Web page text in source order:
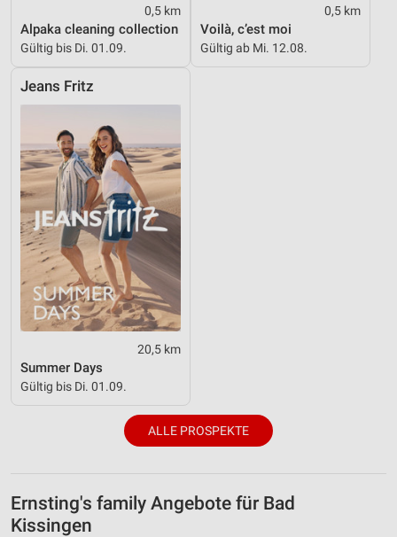
0,5 km
Alpaka cleaning collection
Gültig bis Di. 01.09.
0,5 km
Voilà, c’est moi
Gültig ab Mi. 12.08.
Jeans Fritz
20,5 km
Summer Days
Gültig bis Di. 01.09.
ALLE PROSPEKTE
Ernsting's family Angebote für Bad
Kissingen
Verwendung genauer Standortdaten
Informationen identifizieren
Notwendig
Performance
Funktional
Werbung